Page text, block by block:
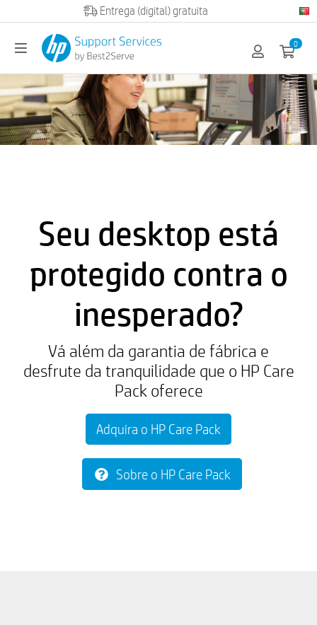
Official HP partner
0
Seu desktop está
protegido contra o
inesperado?
Vá além da garantia de fábrica e
desfrute da tranquilidade que o HP Care
Pack oferece
Adquira o HP Care Pack
Sobre o HP Care Pack